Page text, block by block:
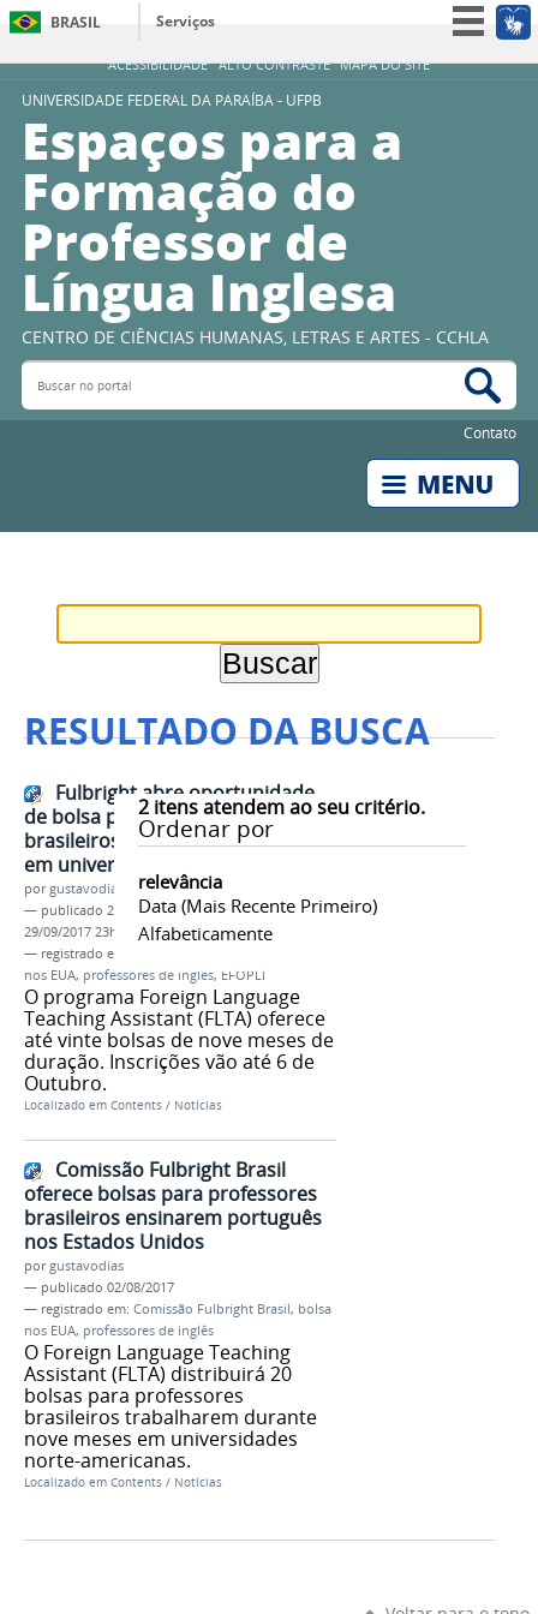
ACESSIBILIDADE ALTO CONTRASTE MAPA DO SITE
BRASIL
Serviços
Simplifique!
Acesso à informação
UNIVERSIDADE FEDERAL DA PARAÍBA - UFPB
Espaços para a
Formação do
Professor de
Língua Inglesa
CENTRO DE CIÊNCIAS HUMANAS, LETRAS E ARTES - CCHLA
Buscar no portal
Contato
RESULTADO DA BUSCA
2itens atendem ao seu critério.
Ordenar por
relevância
Data (mais Recente Primeiro)
Alfabeticamente
Fulbright abre oportunidade
de bolsa para professores
brasileiros ensinarem português
em universidades dos EUA
porgustavodias
— publicado 29/09/2017 —última modificação
29/09/2017 23h09
— registrado em:
nos EUA, professores de inglês, EFOPLI
O programa Foreign Language
Teaching Assistant (FLTA) oferece
até vinte bolsas de nove meses de
duração. Inscrições vão até 6 de
Outubro.
Localizado em Contents / Notícias
Comissão Fulbright Brasil
oferece bolsas para professores
brasileiros ensinarem português
nos Estados Unidos
porgustavodias
— publicado 02/08/2017
— registrado em: Comissão Fulbright Brasil, bolsa
nos EUA, professores de inglês
O Foreign Language Teaching
Assistant (FLTA) distribuirá 20
bolsas para professores
brasileiros trabalharem durante
nove meses em universidades
norte-americanas.
Localizado em Contents / Notícias